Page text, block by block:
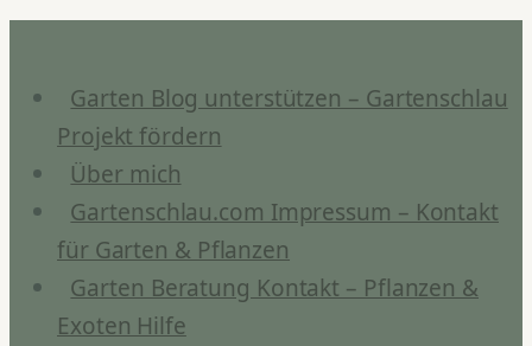
Sorten
Pflege
Garten Blog unterstützen – Gartenschlau
Projekt fördern
Über mich
Gartenschlau.com Impressum – Kontakt
für Garten & Pflanzen
Garten Beratung Kontakt – Pflanzen &
Exoten Hilfe